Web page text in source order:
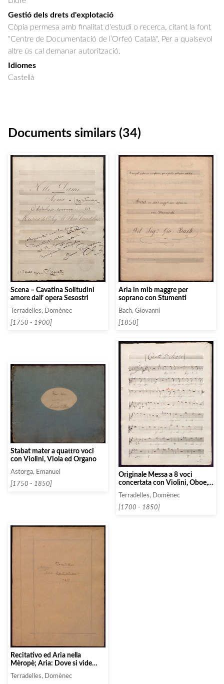
Gestió dels drets d'explotació
Còpia permesa amb finalitat d'estudi o recerca, citant la font
"Centre de Documentació de l’Orfeó Català". Per a qualsevol
altre ús cal demanar autorització.
Idiomes
Castellà
Documents similars (34)
Scena – Cavatina Solitudini
amore dall’ opera Sesostri
Terradelles, Domènec
[1750 - 1900]
Aria in mib maggre per
soprano con Stumenti
Bach, Giovanni
[1850]
Stabat mater a quattro voci
con Violini, Viola ed Organo
Astorga, Emanuel
[1750 - 1850]
Originale Messa a 8 voci
concertata con Violini, Oboe,
Corni, e Trombe
Terradelles, Domènec
[1700 - 1850]
Recitativo ed Aria nella
Mèropè; Aria: Dove si vide
mai. Della Mèropè
Terradelles, Domènec